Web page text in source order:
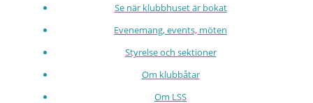
Se när klubbhuset är bokat
Evenemang, events, möten
Styrelse och sektioner
Om klubbåtar
Om LSS